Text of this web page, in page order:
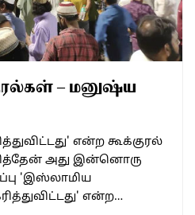
– மனுஷ்ய
என்ற கூக்குரல்
அது இன்னொரு
'இஸ்லாமிய
என்ற…